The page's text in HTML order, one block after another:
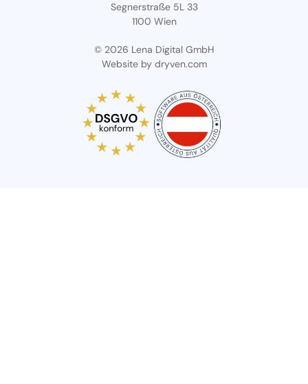
Segnerstraße 5L 33
1100 Wien
© 2026 Lena Digital GmbH
Website by dryven.com